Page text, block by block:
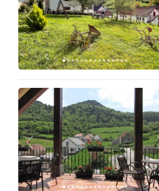
Anterior
Anterior